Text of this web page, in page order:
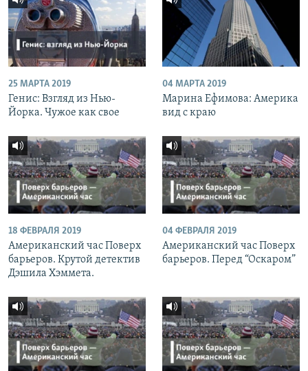
25 МАРТА 2019
Генис: Взгляд из Нью-
Йорка. Чужое как свое
04 МАРТА 2019
Марина Ефимова: Америка
вид с краю
18 ФЕВРАЛЯ 2019
Американский час Поверх
барьеров. Крутой детектив
Дэшила Хэммета.
04 ФЕВРАЛЯ 2019
Американский час Поверх
барьеров. Перед “Оскаром”